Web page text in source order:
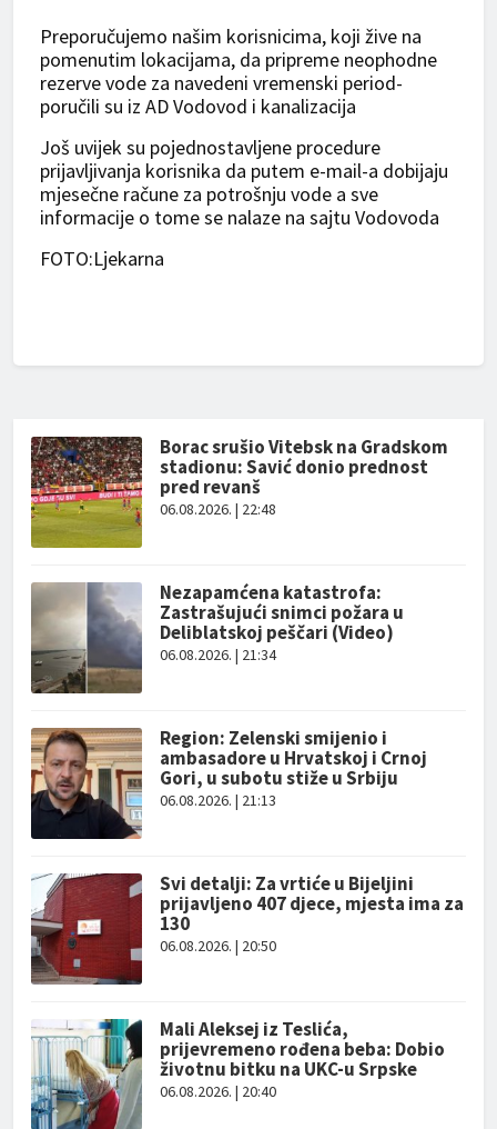
Preporučujemo našim korisnicima, koji žive na
pomenutim lokacijama, da pripreme neophodne
rezerve vode za navedeni vremenski period-
poručili su iz AD Vodovod i kanalizacija
Još uvijek su pojednostavljene procedure
prijavljivanja korisnika da putem e-mail-a dobijaju
mjesečne račune za potrošnju vode a sve
informacije o tome se nalaze na sajtu Vodovoda
FOTO:Ljekarna
Borac srušio Vitebsk na Gradskom
stadionu: Savić donio prednost
pred revanš
06.08.2026. | 22:48
Nezapamćena katastrofa:
Zastrašujući snimci požara u
Deliblatskoj peščari (Video)
06.08.2026. | 21:34
Region: Zelenski smijenio i
ambasadore u Hrvatskoj i Crnoj
Gori, u subotu stiže u Srbiju
06.08.2026. | 21:13
Svi detalji: Za vrtiće u Bijeljini
prijavljeno 407 djece, mjesta ima za
130
06.08.2026. | 20:50
Mali Aleksej iz Teslića,
prijevremeno rođena beba: Dobio
životnu bitku na UKC-u Srpske
06.08.2026. | 20:40